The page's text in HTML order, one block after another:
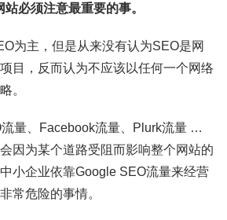
必须注意最重要的事。
为主，但是从来没有认为SEO是网
目，反而认为不应该以任何一个网络
。
量、Facebook流量、Plurk流量 …
因为某个道路受阻而影响整个网站的
小企业依靠Google SEO流量来经营
常危险的事情。